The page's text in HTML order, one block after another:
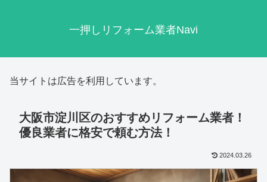
一押しリフォーム業者Navi
当サイトは広告を利用しています。
大阪市淀川区のおすすめリフォーム業者！
優良業者に格安で頼む方法！
2024.03.26